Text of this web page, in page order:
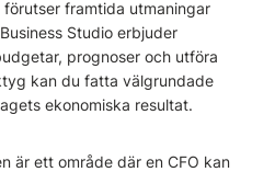
framtida utmaningar
Studio erbjuder
prognoser och utföra
kan du fatta välgrundade
ekonomiska resultat.
är ett område där en CFO kan